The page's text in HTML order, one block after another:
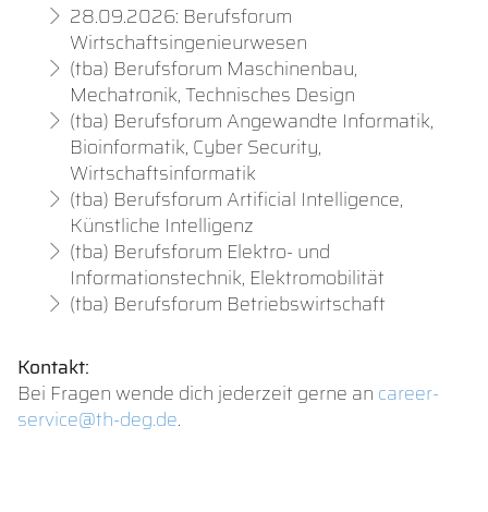
28.09.2026: Berufsforum
Wirtschaftsingenieurwesen
(tba) Berufsforum Maschinenbau,
Mechatronik, Technisches Design
(tba) Berufsforum Angewandte Informatik,
Bioinformatik, Cyber Security,
Wirtschaftsinformatik
(tba) Berufsforum Artificial Intelligence,
Künstliche Intelligenz
(tba) Berufsforum Elektro- und
Informationstechnik, Elektromobilität
(tba) Berufsforum Betriebswirtschaft
Kontakt:
Bei Fragen wende dich jederzeit gerne an career-
service@th-deg.de.